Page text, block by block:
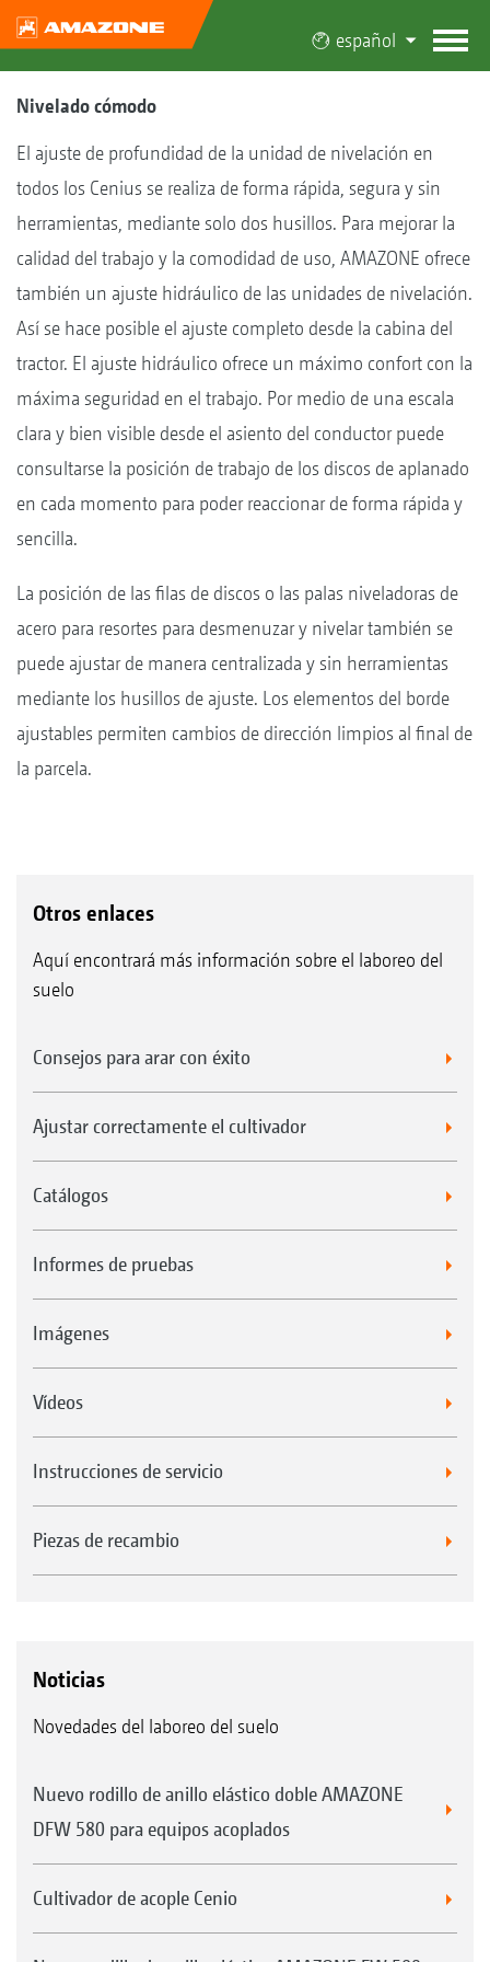
español
Nivelado cómodo
El ajuste de profundidad de la unidad de nivelación en
todos los Cenius se realiza de forma rápida, segura y sin
herramientas, mediante solo dos husillos. Para mejorar la
calidad del trabajo y la comodidad de uso, AMAZONE ofrece
también un ajuste hidráulico de las unidades de nivelación.
Así se hace posible el ajuste completo desde la cabina del
tractor. El ajuste hidráulico ofrece un máximo confort con la
máxima seguridad en el trabajo. Por medio de una escala
clara y bien visible desde el asiento del conductor puede
consultarse la posición de trabajo de los discos de aplanado
en cada momento para poder reaccionar de forma rápida y
sencilla.
La posición de las filas de discos o las palas niveladoras de
acero para resortes para desmenuzar y nivelar también se
puede ajustar de manera centralizada y sin herramientas
mediante los husillos de ajuste. Los elementos del borde
ajustables permiten cambios de dirección limpios al final de
la parcela.
Otros enlaces
Aquí encontrará más información sobre el laboreo del
suelo
Consejos para arar con éxito
Ajustar correctamente el cultivador
Catálogos
Informes de pruebas
Imágenes
Vídeos
Instrucciones de servicio
Piezas de recambio
Noticias
Novedades del laboreo del suelo
Nuevo rodillo de anillo elástico doble AMAZONE
DFW 580 para equipos acoplados
Cultivador de acople Cenio